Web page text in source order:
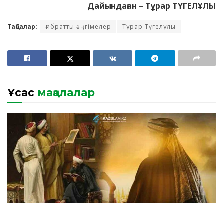
Дайындаған – Тұрар ТҮГЕЛҰЛЫ
Таңбалар: ғибратты әңгімелер Тұрар Түгелұлы
Ұқсас мақалалар